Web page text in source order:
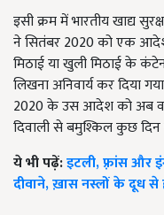
इसी क्रम में भारतीय खाद्य
ने सितंबर 2020 को एक
मिठाई या खुली मिठाई के
लिखना अनिवार्य कर दिया
2020 के उस आदेश को अब
दिवाली से बमुश्किल कुछ दिन
ये भी पढ़ें:इटली, फ़्रांस और
दीवाने, ख़ास नस्लों के दूध से